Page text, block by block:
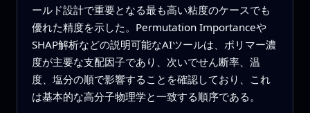
ールド設計で重要となる最も高い粘度のケースでも
優れた精度を示した。Permutation Importanceや
SHAP解析などの説明可能なAIツールは、ポリマー濃
度が主要な支配因子であり、次いでせん断率、温
度、塩分の順で影響することを確認しており、これ
は基本的な高分子物理学と一致する順序である。